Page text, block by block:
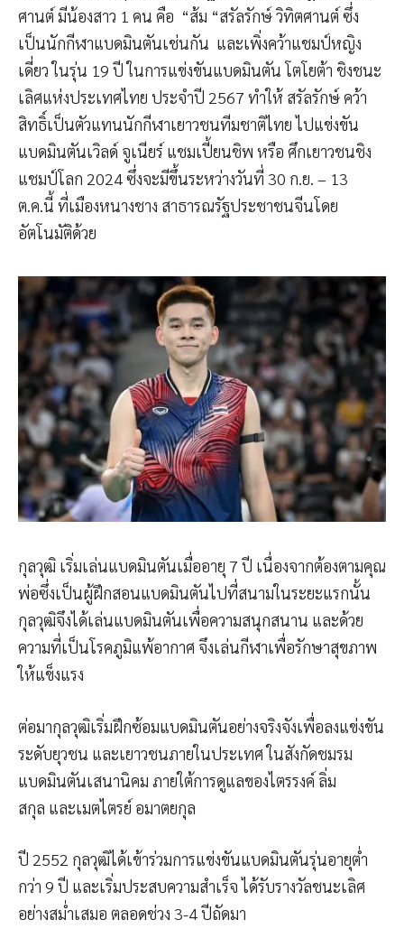
ศานต์ มีน้องสาว 1 คน คือ “ส้ม “สรัลรักษ์ วิทิตศานต์ ซึ่ง
เป็นนักกีฬาแบดมินตันเช่นกัน และเพิ่งคว้าแชมป์หญิง
เดี่ยว ในรุ่น 19 ปี ในการแข่งขันแบดมินตัน โตโยต้า ชิงชนะ
เลิศแห่งประเทศไทย ประจำปี 2567 ทำให้ สรัลรักษ์ คว้า
สิทธิ์เป็นตัวแทนนักกีฬาเยาวชนทีมชาติไทย ไปแข่งขัน
แบดมินตันเวิลด์ จูเนียร์ แชมเปี้ยนชิพ หรือ ศึกเยาวชนชิง
แชมป์โลก 2024 ซึ่งจะมีขึ้นระหว่างวันที่ 30 ก.ย. – 13
ต.ค.นี้ ที่เมืองหนางชาง สาธารณรัฐประชาชนจีนโดย
อัตโนมัติด้วย
กุลวุฒิ เริ่มเล่นแบดมินตันเมื่ออายุ 7 ปี เนื่องจากต้องตามคุณ
พ่อซึ่งเป็นผู้ฝึกสอนแบดมินตันไปที่สนามในระยะแรกนั้น
กุลวุฒิจึงได้เล่นแบดมินตันเพื่อความสนุกสนาน และด้วย
ความที่เป็นโรคภูมิแพ้อากาศ จึงเล่นกีฬาเพื่อรักษาสุขภาพ
ให้แข็งแรง
ต่อมากุลวุฒิเริ่มฝึกซ้อมแบดมินตันอย่างจริงจังเพื่อลงแข่งขัน
ระดับยุวชน และเยาวชนภายในประเทศ ในสังกัดชมรม
แบดมินตันเสนานิคม ภายใต้การดูแลของไตรรงค์ ลิ่ม
สกุล และเมตไตรย์ อมาตยกุล
ปี 2552 กุลวุฒิได้เข้าร่วมการแข่งขันแบดมินตันรุ่นอายุต่ำ
กว่า 9 ปี และเริ่มประสบความสำเร็จ ได้รับรางวัลชนะเลิศ
อย่างสม่ำเสมอ ตลอดช่วง 3-4 ปีถัดมา